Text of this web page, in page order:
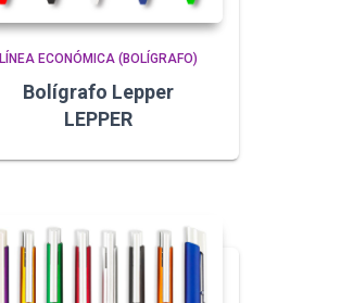
LÍNEA ECONÓMICA (BOLÍGRAFO)
Bolígrafo Lepper
LEPPER